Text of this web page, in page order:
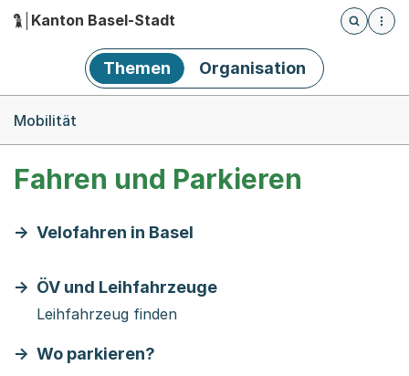
Hauptnavigation
Kanton Basel-Stadt
Öffnet
Themen Organisation
Mobilität
Fahren und Parkieren
Velofahren in Basel
ÖV und Leihfahrzeuge
Leihfahrzeug finden
Wo parkieren?